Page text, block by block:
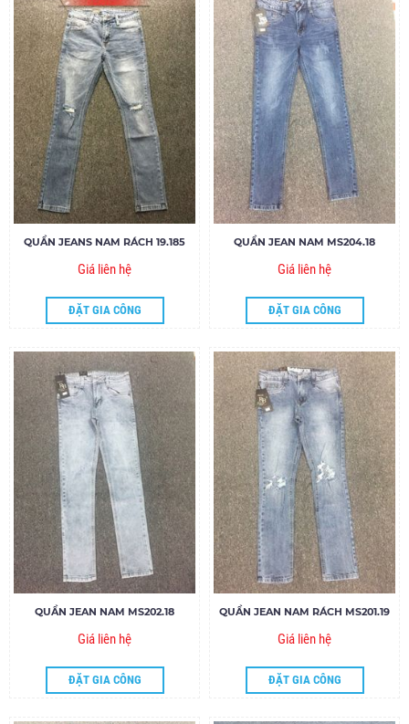
QUẦN JEANS NAM RÁCH 19.185
Giá liên hệ
ĐẶT GIA CÔNG
QUẦN JEAN NAM MS204.18
Giá liên hệ
ĐẶT GIA CÔNG
QUẦN JEAN NAM MS202.18
Giá liên hệ
ĐẶT GIA CÔNG
QUẦN JEAN NAM RÁCH MS201.19
Giá liên hệ
ĐẶT GIA CÔNG